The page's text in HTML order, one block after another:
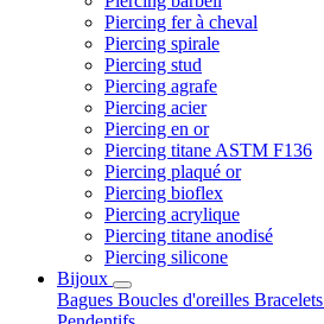
Piercing fer à cheval
Piercing spirale
Piercing stud
Piercing agrafe
Piercing acier
Piercing en or
Piercing titane ASTM F136
Piercing plaqué or
Piercing bioflex
Piercing acrylique
Piercing titane anodisé
Piercing silicone
Bijoux
Bagues Boucles d'oreilles Bracelets